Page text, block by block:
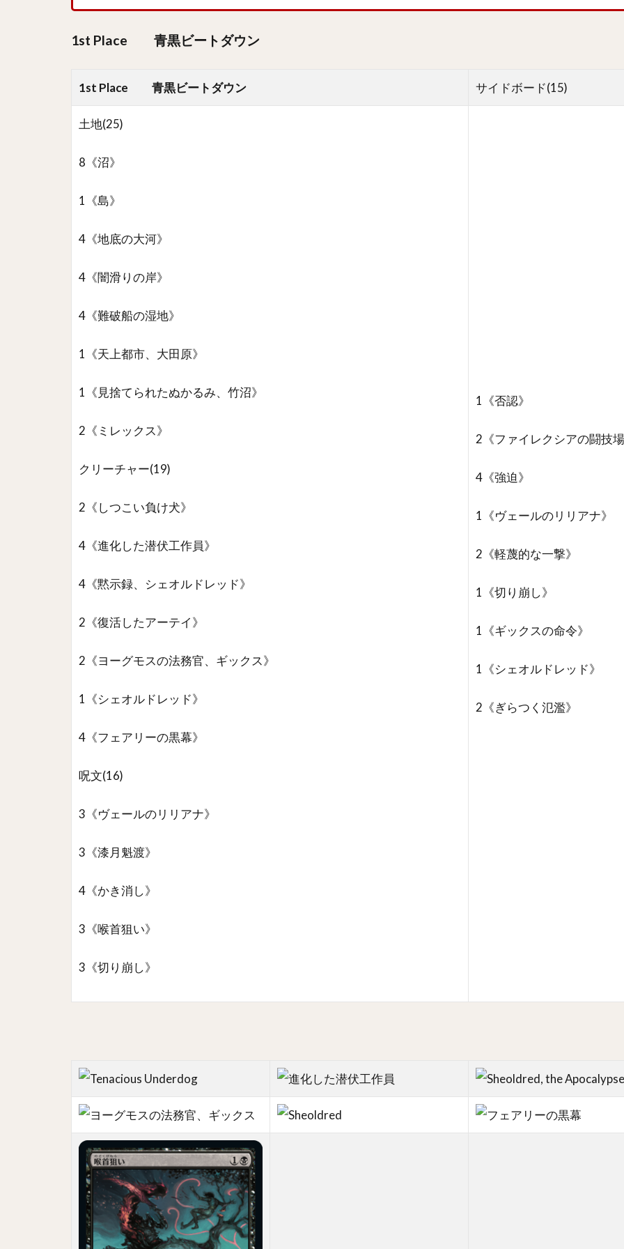
1st Place 青黒ビートダウン
1st Place 青黒ビートダウン サイドボード(15)
土地(25)
8《沼》
1《島》
4《地底の大河》
4《闇滑りの岸》
4《難破船の湿地》
1《天上都市、大田原》
1《見捨てられたぬかるみ、竹沼》
2《ミレックス》
クリーチャー(19)
2《しつこい負け犬》
4《進化した潜伏工作員》
4《黙示録、シェオルドレッド》
2《復活したアーテイ》
2《ヨーグモスの法務官、ギックス》
1《シェオルドレッド》
4《フェアリーの黒幕》
呪文(16)
3《ヴェールのリリアナ》
3《漆月魁渡》
4《かき消し》
3《喉首狙い》
3《切り崩し》
1《否認》
2《ファイレクシアの闘技
4《強迫》
1《ヴェールのリリアナ》
2《軽蔑的な一撃》
1《切り崩し》
1《ギックスの命令》
1《シェオルドレッド》
2《ぎらつく氾濫》